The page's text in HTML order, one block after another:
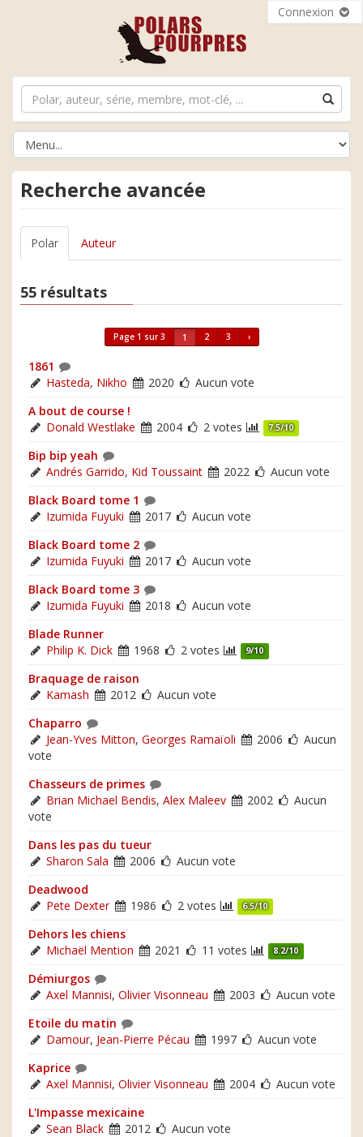
Connexion
Recherche avancée
Polar Auteur
55 résultats
Page 1 sur 3 1 2 3 ›
1861
Hasteda, Nikho 2020
Aucun vote
A bout de course !
Donald Westlake
2004 2 votes 7.5/10
Bip bip yeah
Andrés Garrido, Kid Toussaint 2022
Aucun vote
Black Board tome 1
Izumida Fuyuki
2017
Aucun vote
Black Board tome 2
Izumida Fuyuki
2017
Aucun vote
Black Board tome 3
Izumida Fuyuki
2018
Aucun vote
Blade Runner
Philip K. Dick
1968 2 votes 9/10
Braquage de raison
Kamash
2012
Aucun vote
Chaparro
Jean-Yves Mitton, Georges Ramaïoli 2006
Aucun
vote
Chasseurs de primes
Brian Michael Bendis, Alex Maleev 2002
Aucun
vote
Dans les pas du tueur
Sharon Sala
2006
Aucun vote
Deadwood
Pete Dexter
1986 2 votes 6.5/10
Dehors les chiens
Michaël Mention
2021 11 votes 8.2/10
Démiurgos
Axel Mannisi, Olivier Visonneau 2003
Aucun vote
Etoile du matin
Damour, Jean-Pierre Pécau 1997
Aucun vote
Kaprice
Axel Mannisi, Olivier Visonneau 2004
Aucun vote
L'Impasse mexicaine
Sean Black
2012
Aucun vote